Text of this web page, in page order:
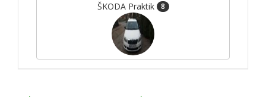
ŠKODA Praktik 8